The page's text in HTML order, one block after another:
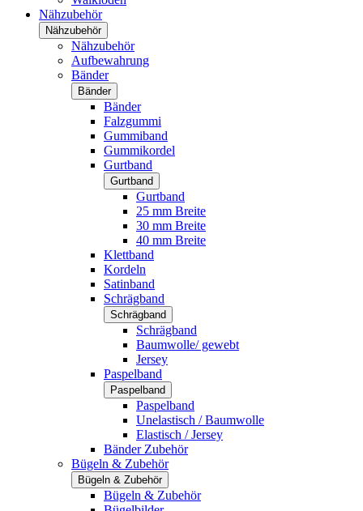
Nähzubehör
Nähzubehör
Nähzubehör
Aufbewahrung
Bänder
Bänder
Bänder
Falzgummi
Gummiband
Gummikordel
Gurtband
Gurtband
Gurtband
25 mm Breite
30 mm Breite
40 mm Breite
Klettband
Kordeln
Satinband
Schrägband
Schrägband
Schrägband
Baumwolle/ gewebt
Jersey
Paspelband
Paspelband
Paspelband
Unelastisch / Baumwolle
Elastisch / Jersey
Bänder Zubehör
Bügeln & Zubehör
Bügeln & Zubehör
Bügeln & Zubehör